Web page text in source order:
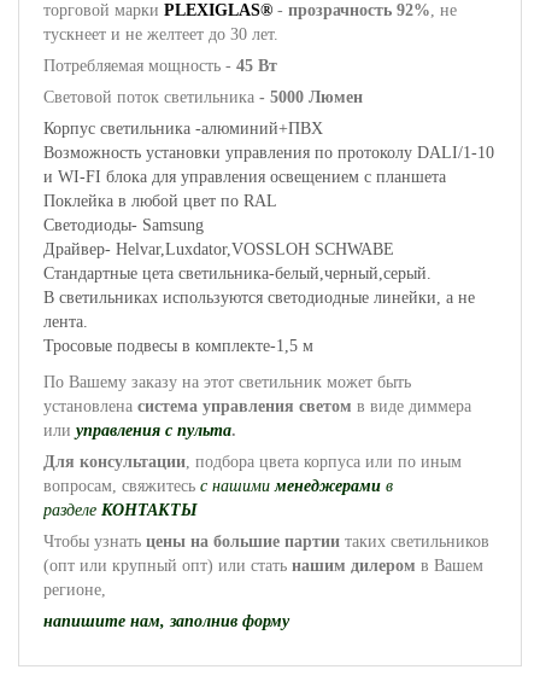
торговой марки PLEXIGLAS® - прозрачность 92%, не
тускнеет и не желтеет до 30 лет.
Потребляемая мощность - 45 Вт
Световой поток светильника - 5000 Люмен
Корпус светильника -алюминий+ПВХ
Возможность установки управления по протоколу DALI/1-10
и WI-FI блока для управления освещением с планшета
Поклейка в любой цвет по RAL
Светодиоды- Samsung
Драйвер- Helvar,Luxdator,VOSSLOH SCHWABE
Cтандартные цета светильника-белый,черный,серый.
В светильниках используются светодиодные линейки, а не
лента.
Тросовые подвесы в комплекте-1,5 м
По Вашему заказу на этот светильник может быть
установлена система управления светом в виде диммера
или управления с пульта.
Для консультации, подбора цвета корпуса или по иным
вопросам, свяжитесь с нашимименеджерами в
разделе КОНТАКТЫ
Чтобы узнать цены на большие партии таких светильников
(опт или крупный опт) или стать нашим дилером в Вашем
регионе,
напишите нам, заполнив форму